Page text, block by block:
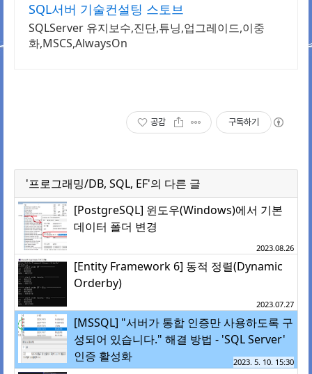
SQL서버 기술컨설팅 스토브
SQLServer 유지보수,진단,튜닝,업그레이드,이중
화,MSCS,AlwaysOn
공감 구독하기
'프로그래밍/DB, SQL, EF'의 다른 글
[PostgreSQL] 윈도우(Windows)에서 기본
데이터 폴더 변경
2023.08.26
[Entity Framework 6] 동적 정렬(Dynamic
Orderby)
2023.07.27
[MSSQL] "서버가 통합 인증만 사용하도록 구
성되어 있습니다." 해결 방법 - 'SQL Server'
인증 활성화
2023. 5. 10. 15:30